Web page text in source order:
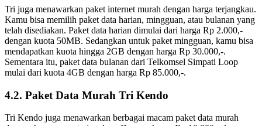
Tri juga menawarkan paket internet murah dengan harga terjangkau.
Kamu bisa memilih paket data harian, mingguan, atau bulanan yang
telah disediakan. Paket data harian dimulai dari harga Rp 2.000,-
dengan kuota 50MB. Sedangkan untuk paket mingguan, kamu bisa
mendapatkan kuota hingga 2GB dengan harga Rp 30.000,-.
Sementara itu, paket data bulanan dari Telkomsel Simpati Loop
mulai dari kuota 4GB dengan harga Rp 85.000,-.
4.2. Paket Data Murah Tri Kendo
Tri Kendo juga menawarkan berbagai macam paket data murah